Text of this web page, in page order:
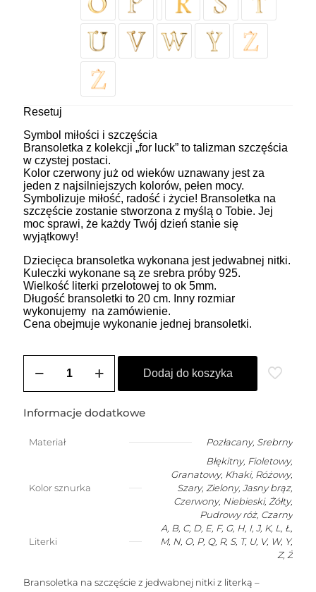
Resetuj
Symbol miłości i szczęścia
Bransoletka z kolekcji „for luck” to talizman szczęścia
w czystej postaci.
Kolor czerwony już od wieków uznawany jest za
jeden z najsilniejszych kolorów, pełen mocy.
Symbolizuje miłość, radość i życie! Bransoletka na
szczęście zostanie stworzona z myślą o Tobie. Jej
moc sprawi, że każdy Twój dzień stanie się
wyjątkowy!
Dziecięca bransoletka wykonana jest jedwabnej nitki.
Kuleczki wykonane są ze srebra próby 925.
Wielkość literki przelotowej to ok 5mm.
Długość bransoletki to 20 cm. Inny rozmiar
wykonujemy na zamówienie.
Cena obejmuje wykonanie jednej bransoletki.
Bransoletka
dziecka
10
lat)
literką
Dodaj do koszyka
Informacje dodatkowe
Materiał Pozłacany, Srebrny
Kolor sznurka
Błękitny, Fioletowy,
Granatowy, Khaki, Różowy,
Szary, Zielony, Jasny brąz,
Czerwony, Niebieski, Żółty,
Pudrowy róż, Czarny
Literki
A, B, C, D, E, F, G, H, I, J, K, L, Ł,
M, N, O, P, Q, R, S, T, U, V, W, Y,
Z, Ż
Bransoletka na szczęście z jedwabnej nitki z literką –